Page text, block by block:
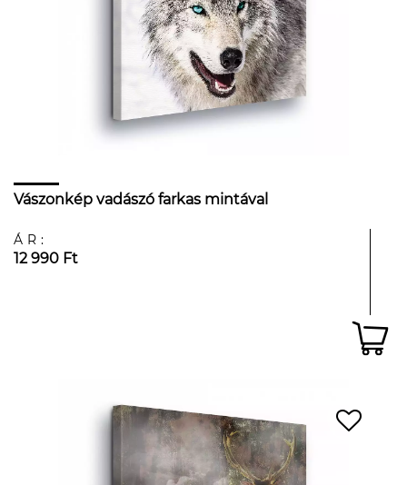
Vászonkép vadászó farkas mintával
ÁR:
12 990 Ft